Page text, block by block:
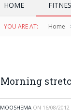
HOME
YOU ARE AT: Home
Morning
MOOSHEMA ON 16/08/2012